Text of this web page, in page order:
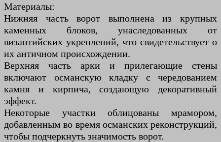
Материалы:
Нижняя часть ворот выполнена из крупных
каменных блоков, унаследованных от
византийских укреплений, что свидетельствует о
их античном происхождении.
Верхняя часть арки и прилегающие стены
включают османскую кладку с чередованием
камня и кирпича, создающую декоративный
эффект.
Некоторые участки облицованы мрамором,
добавленным во время османских реконструкций,
чтобы подчеркнуть значимость ворот.